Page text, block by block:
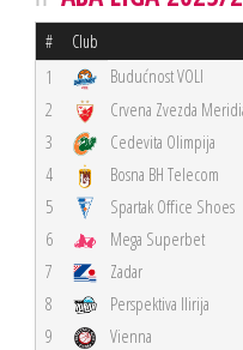
# Club
1 Budućnost VOLI
2
Crvena Zvezda
3
Cedevita Olimpija
4
Bosna BH Telecom
5
Spartak Office Shoes
6
Mega Superbet
7
Zadar
8
Perspektiva Ilirija
9
Vienna